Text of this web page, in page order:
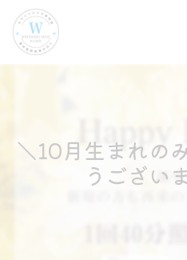
＼10月生まれの
うござい